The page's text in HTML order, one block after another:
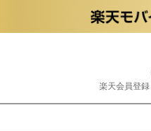
楽天会員登録